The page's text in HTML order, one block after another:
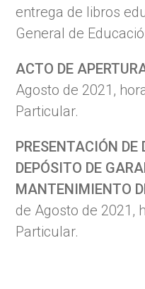
entrega de libros
General de
ACTO DE
Agosto de 2021,
Particular.
PRESENTACIÓN
DEPÓSITO DE
MANTENIMIENTO
de Agosto de 2021,
Particular.